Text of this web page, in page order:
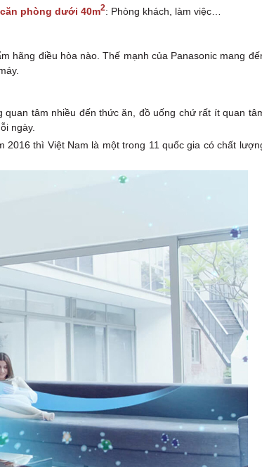
phòng dưới 40m2: Phòng khách, làm việc…
hãng điều hòa nào. Thế mạnh của Panasonic mang
tâm nhiều đến thức ăn, đồ uống chứ rất ít quan
ngày.
thì Việt Nam là một trong 11 quốc gia có chất